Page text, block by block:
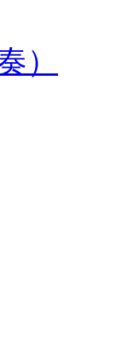
）